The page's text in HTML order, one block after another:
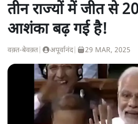
तीन राज्यों में जीत से
आशंका बढ़ गई है!
वक़्त-बेवक़्त अपूर्वानंद| 29 MAR, 2025